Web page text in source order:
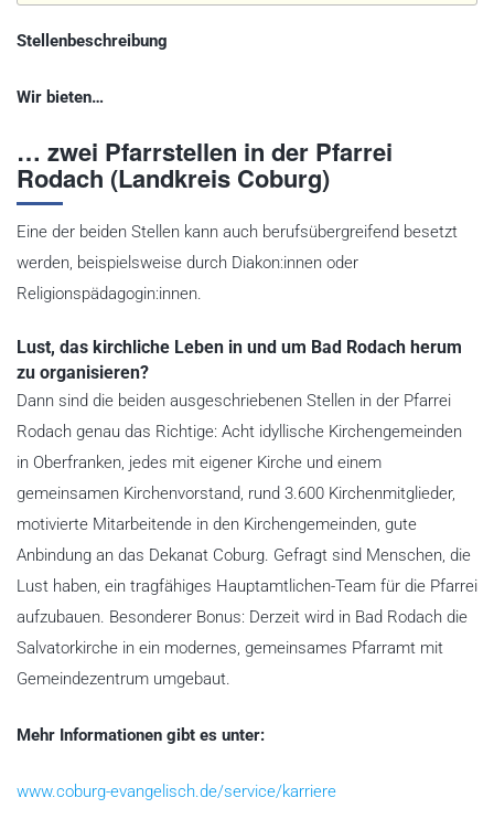
Stellenbeschreibung
Wir bieten…
… zwei Pfarrstellen in der Pfarrei
Rodach (Landkreis Coburg)
Eine der beiden Stellen kann auch berufsübergreifend besetzt
werden, beispielsweise durch Diakon:innen oder
Religionspädagogin:innen.
Lust, das kirchliche Leben in und um Bad Rodach herum
zu organisieren?
Dann sind die beiden ausgeschriebenen Stellen in der Pfarrei
Rodach genau das Richtige: Acht idyllische Kirchengemeinden
in Oberfranken, jedes mit eigener Kirche und einem
gemeinsamen Kirchenvorstand, rund 3.600 Kirchenmitglieder,
motivierte Mitarbeitende in den Kirchengemeinden, gute
Anbindung an das Dekanat Coburg. Gefragt sind Menschen, die
Lust haben, ein tragfähiges Hauptamtlichen-Team für die Pfarrei
aufzubauen. Besonderer Bonus: Derzeit wird in Bad Rodach die
Salvatorkirche in ein modernes, gemeinsames Pfarramt mit
Gemeindezentrum umgebaut.
Mehr Informationen gibt es unter:
www.coburg-evangelisch.de/service/karriere